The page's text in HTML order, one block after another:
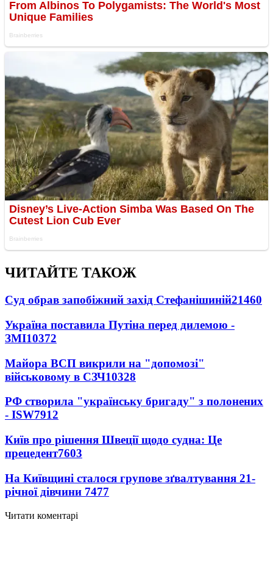
ЧИТАЙТЕ ТАКОЖ
Суд обрав запобіжний захід Стефанішиній21460
Україна поставила Путіна перед дилемою -
ЗМІ10372
Майора ВСП викрили на "допомозі"
військовому в СЗЧ10328
РФ створила "українську бригаду" з полонених
- ISW7912
Київ про рішення Швеції щодо судна: Це
прецедент7603
На Київщині сталося групове зґвалтування 21-
річної дівчини 7477
Читати коментарі